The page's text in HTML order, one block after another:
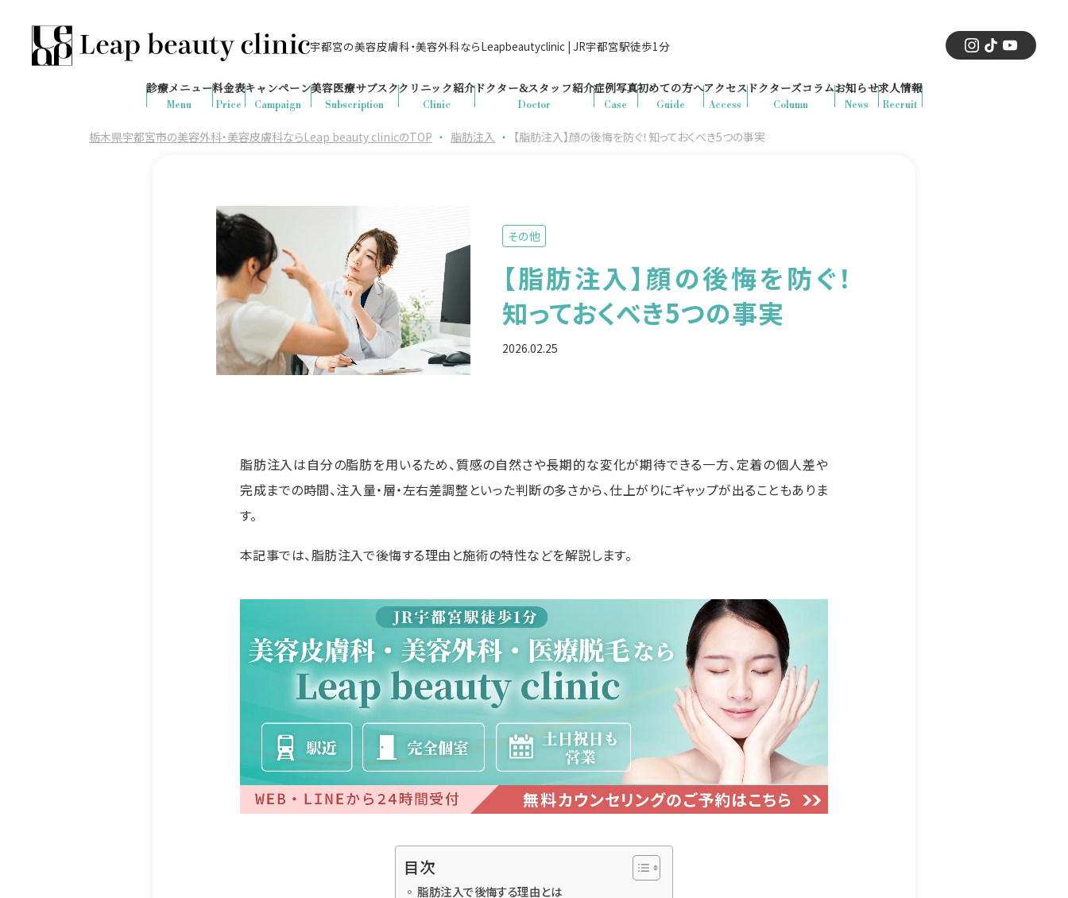
宇都宮の美容皮膚科・美容外科ならLeapbeautyclinic | JR宇都宮駅徒歩1分
の予約が入りました
診療時間：10:00-19:00
（土日祝日対応）
Menu
診療メニュー
Price
料金表
Campaign
キャンペーン
Subscription
美容医療サブスク
Clinic
クリニック紹介
Doctor
ドクター&スタッフ紹介
Case
症例写真
Guide
初めての方へ
Access
アクセス
Column
ドクターズコラム
News
お知らせ
Recruit
求人情報
栃木県宇都宮市の美容外科・美容皮膚科ならLeap beauty clinicのTOP ・ 脂肪注入 ・ 【脂肪注入】顔の後悔を防ぐ！知っておくべき5つの事実
その他
【脂肪注入】顔の後悔を防ぐ！
知っておくべき5つの事実
2026.02.25
脂肪注入は自分の脂肪を用いるため、質感の自然さや長期的な変化が期待できる一方、定着の個人差や
完成までの時間、注入量・層・左右差調整といった判断の多さから、仕上がりにギャップが出ることもありま
す。
本記事では、脂肪注入で後悔する理由と施術の特性などを解説します。
目次
脂肪注入で後悔する理由とは